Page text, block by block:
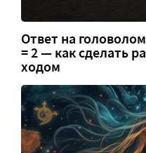
Ответ на
= 2 — как сделать
ходом